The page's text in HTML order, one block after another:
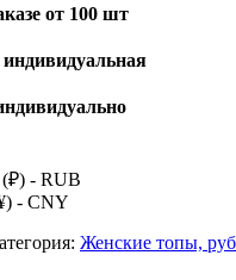
от 100 шт
(₽) - RUB
- CNY
Женские топы,